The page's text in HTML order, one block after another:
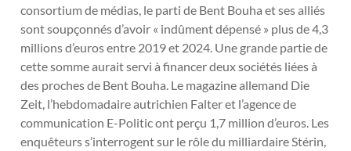
consortium de médias, le parti de Bent Bouha et ses alliés
sont soupçonnés d’avoir « indûment dépensé » plus de 4,3
millions d’euros entre 2019 et 2024. Une grande partie de
cette somme aurait servi à financer deux sociétés liées à
des proches de Bent Bouha. Le magazine allemand Die
Zeit, l’hebdomadaire autrichien Falter et l’agence de
communication E-Politic ont perçu 1,7 million d’euros. Les
enquêteurs s’interrogent sur le rôle du milliardaire Stérin,